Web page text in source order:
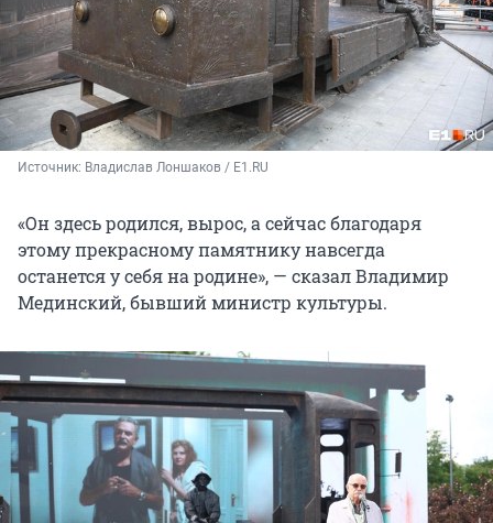
Источник: Владислав Лоншаков / E1.RU
«Он здесь родился, вырос, а сейчас благодаря
этому прекрасному памятнику навсегда
останется у себя на родине», — сказал Владимир
Мединский, бывший министр культуры.